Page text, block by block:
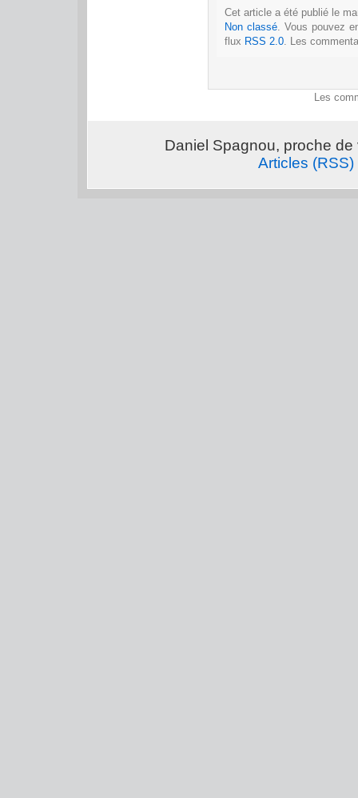
Cet article a été publié le
Non classé . Vous pouvez
flux RSS 2.0 . Les
Les
Daniel Spagnou, proche
Articles (RSS)